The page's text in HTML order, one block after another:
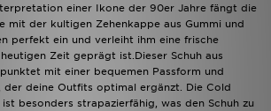
einer Ikone der 90er Jahre fängt die
mit der kultigen Zehenkappe aus Gummi und
perfekt ein und verleiht ihm eine frische
Zeit geprägt ist.Dieser Schuh aus
mit einer bequemen Passform und
der deine Outfits optimal ergänzt. Die Cold
besonders strapazierfähig, was den Schuh zu